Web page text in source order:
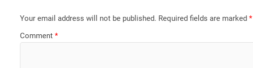
Your email address will not be published. Required fields are marked*
Comment*